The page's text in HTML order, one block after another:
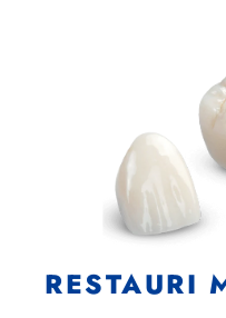
RESTAURI